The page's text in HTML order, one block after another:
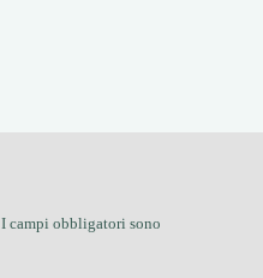
I campi obbligatori sono